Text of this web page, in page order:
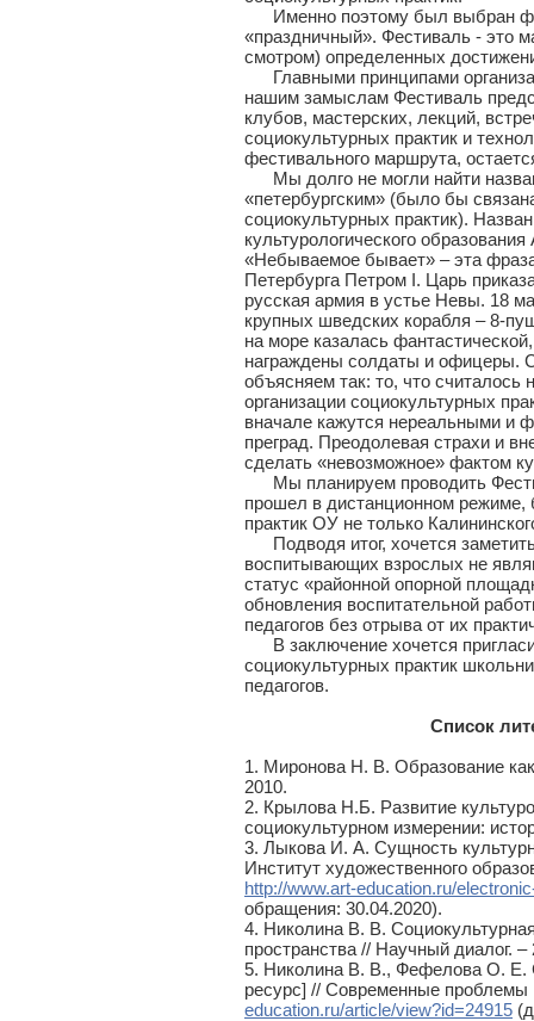
Именно поэтому был выбран
«праздничный». Фестиваль - это
смотром) определенных
Главными принципами
нашим замыслам Фестиваль
клубов, мастерских, лекций,
социокультурных практик и
фестивального маршрута,
Мы долго не могли найти
«петербургским» (было бы
социокультурных практик).
культурологического
«Небываемое бывает» – эта
Петербурга Петром I. Царь
русская армия в устье Невы. 18
крупных шведских корабля – 8-
на море казалась
награждены солдаты и офицеры.
объясняем так: то, что
организации социокультурных
вначале кажутся нереальными и
преград. Преодолевая страхи и
сделать «невозможное» фактом
Мы планируем проводить
прошел в дистанционном режиме,
практик ОУ не только
Подводя итог, хочется
воспитывающих взрослых не
статус «районной опорной
обновления воспитательной
педагогов без отрыва от их
В заключение хочется
социокультурных практик
педагогов.
Список
1. Миронова Н. В. Образование
2010.
2. Крылова Н.Б. Развитие
социокультурном измерении:
3. Лыкова И. А. Сущность
Институт художественного
http://www.art-education.ru/
обращения: 30.04.2020).
4. Николина В. В. Социокультурная
пространства // Научный диалог.
5. Николина В. В., Фефелова О. Е.
ресурс] // Современные
education.ru/article/view?id=24915